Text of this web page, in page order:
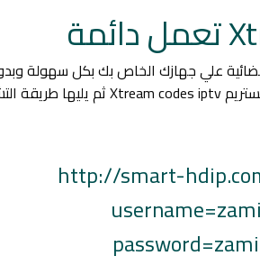
علي جهازك الخاص بك بكل سهولة
http://smart-